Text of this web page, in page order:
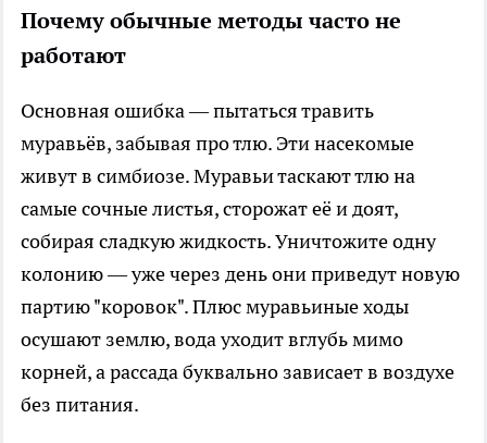
Почему обычные методы часто не
работают
Основная ошибка — пытаться травить
муравьёв, забывая про тлю. Эти насекомые
живут в симбиозе. Муравьи таскают тлю на
самые сочные листья, сторожат её и доят,
собирая сладкую жидкость. Уничтожите одну
колонию — уже через день они приведут новую
партию "коровок". Плюс муравьиные ходы
осушают землю, вода уходит вглубь мимо
корней, а рассада буквально зависает в воздухе
без питания.